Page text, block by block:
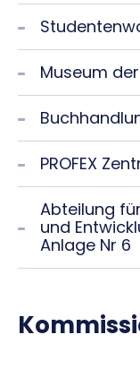
Museum
PROFEX
Abteilung
und
Anlage Nr 6